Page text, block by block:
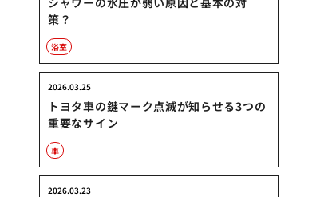
策？
浴室
トヨタ車の鍵マーク点滅が知らせる3つの
重要なサイン
2026.03.25
車
2026.03.23